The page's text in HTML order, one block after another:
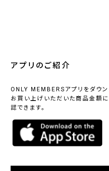
アプリのご紹介
ONLY MEMBERSアプリをダウン
お買い上げいただいた商品金額
認できます。